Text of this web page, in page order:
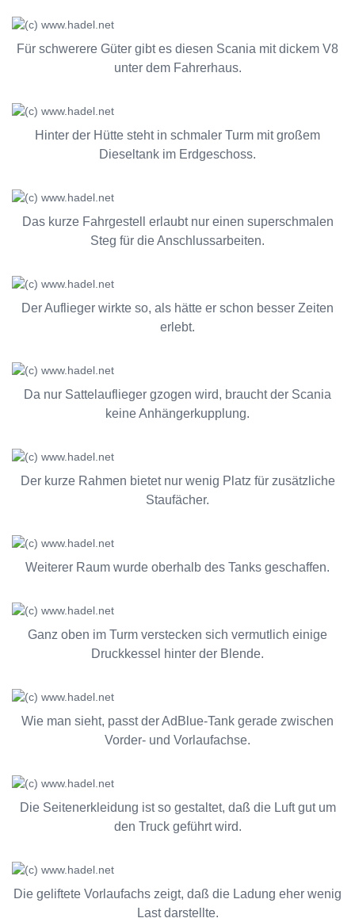
Für schwerere Güter gibt es diesen Scania mit dickem V8
unter dem Fahrerhaus.
Hinter der Hütte steht in schmaler Turm mit großem
Dieseltank im Erdgeschoss.
Das kurze Fahrgestell erlaubt nur einen superschmalen
Steg für die Anschlussarbeiten.
Der Auflieger wirkte so, als hätte er schon besser Zeiten
erlebt.
Da nur Sattelauflieger gzogen wird, braucht der Scania
keine Anhängerkupplung.
Der kurze Rahmen bietet nur wenig Platz für zusätzliche
Staufächer.
Weiterer Raum wurde oberhalb des Tanks geschaffen.
Ganz oben im Turm verstecken sich vermutlich einige
Druckkessel hinter der Blende.
Wie man sieht, passt der AdBlue-Tank gerade zwischen
Vorder- und Vorlaufachse.
Die Seitenerkleidung ist so gestaltet, daß die Luft gut um
den Truck geführt wird.
Die geliftete Vorlaufachs zeigt, daß die Ladung eher wenig
Last darstellte.